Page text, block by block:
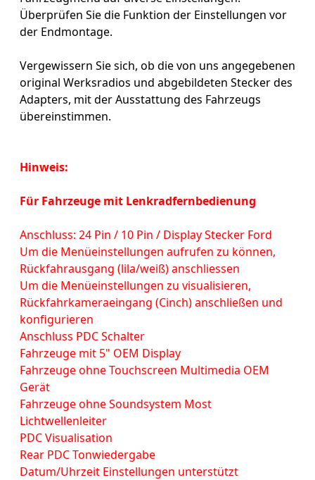
Überprüfen Sie die Funktion der Einstellungen vor
der Endmontage.
Vergewissern Sie sich, ob die von uns angegebenen
original Werksradios und abgebildeten Stecker des
Adapters, mit der Ausstattung des Fahrzeugs
übereinstimmen.
Hinweis:
Für Fahrzeuge mit Lenkradfernbedienung
Anschluss: 24 Pin / 10 Pin / Display Stecker Ford
Um die Menüeinstellungen aufrufen zu können,
Rückfahrausgang (lila/weiß) anschliessen
Um die Menüeinstellungen zu visualisieren,
Rückfahrkameraeingang (Cinch) anschließen und
konfigurieren
Anschluss PDC Schalter
Fahrzeuge mit 5" OEM Display
Fahrzeuge ohne Touchscreen Multimedia OEM
Gerät
Fahrzeuge ohne Soundsystem Most
Lichtwellenleiter
PDC Visualisation
Rear PDC Tonwiedergabe
Datum/Uhrzeit Einstellungen unterstützt